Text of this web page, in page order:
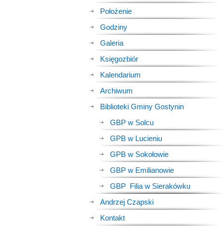
Położenie
Godziny
Galeria
Księgozbiór
Kalendarium
Archiwum
Biblioteki Gminy Gostynin
GBP w Solcu
GPB w Lucieniu
GPB w Sokołowie
GBP w Emilianowie
GBP Filia w Sierakówku
Andrzej Czapski
Kontakt